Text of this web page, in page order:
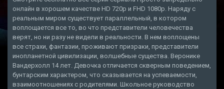
онлайн в хорошем качестве HD 720p и FHD 1080p. Наряду с
реальным миром существует параллельный, в котором
воплощается все то, во что представители человечества
верят, но ни разу не видели в реальности. В нем воплощены
все страхи, фантазии, проживают призраки, представители
инопланетной цивилизации, волшебные существа. Веронике
Вандерхолл 14 лет. Девочка отличается скверным поведением,
бунтарским характером, что сказывается на успеваемости,
взаимоотношениях с родителями. Школьное руководство